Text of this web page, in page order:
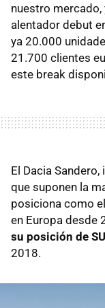
nuestro mercado,
alentador debut
ya 20.000
21.700 clientes
este break
El Dacia
que suponen la
posiciona como
en Europa desde
su posición de
2018.